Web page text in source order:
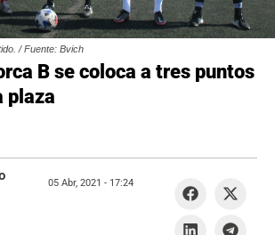
/ Fuente: Bvich
B se coloca a tres puntos
plaza
05 Abr, 2021 - 17:24